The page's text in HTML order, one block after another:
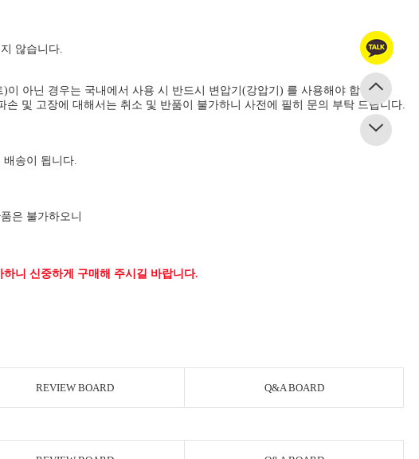
않습니다.
아닌 경우는 국내에서 사용 시 반드시 변압기(강압기) 를 사용해야 합니다.
및 고장에 대해서는 취소 및 반품이 불가하니 사전에 필히 문의 부탁 드립니다.
송이 됩니다.
은 불가하오니
니 신중하게 구매해 주시길 바랍니다.
REVIEW BOARD Q&A BOARD